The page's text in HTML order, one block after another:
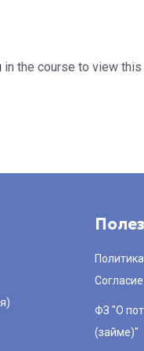
in the course to view
ФЗ "О
(займе)"